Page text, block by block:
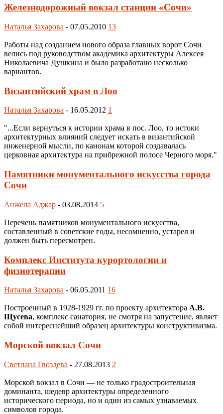
Железнодорожный вокзал станции «Сочи»
Наталья Захарова - 07.05.2010 13
Работы над созданием нового образа главных ворот Сочи
велись под руководством академика архитектуры Алексея
Николаевича Душкина и было разработано несколько
вариантов.
Византийский храм в Лоо
Наталья Захарова - 16.05.2012 1
"...Если вернуться к истории храма в пос. Лоо, то истоки
архитектурных влияний следует искать в византийской
инженерной мысли, по канонам которой создавалась
церковная архитектура на прибрежной полосе Черного моря."
Памятники монументального искусства города
Сочи
Анжела Аджар - 03.08.2014 5
Перечень памятников монументального искусства,
составленный в советские годы, несомненно, устарел и
должен быть пересмотрен.
Комплекс Института курортологии и
физиотерапии
Наталья Захарова - 06.05.2011 16
Построенный в 1928-1929 гг. по проекту архитектора А.В.
Щусева, комплекс санатория, не смотря на запустение, являет
собой интереснейший образец архитектуры конструктивизма.
Морской вокзал Сочи
Светлана Гвоздева - 27.08.2013 2
Морской вокзал в Сочи — не только градостроительная
доминанта, шедевр архитектуры определенного
исторического периода, но и один из самых узнаваемых
символов города.